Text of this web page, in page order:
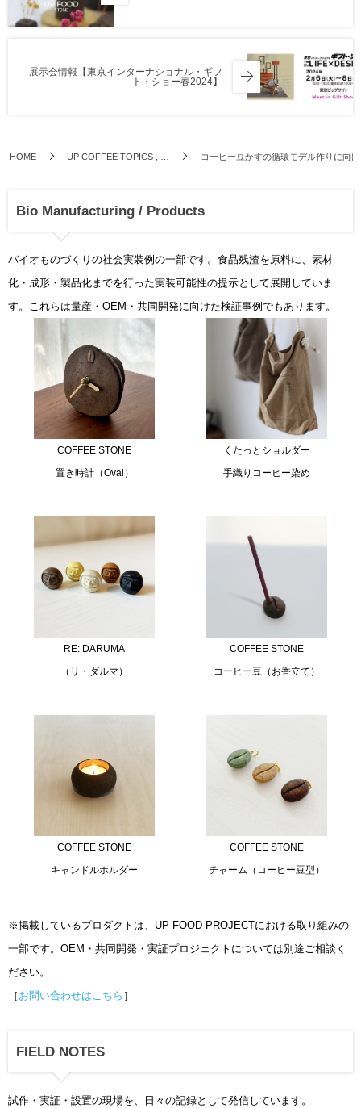
展示会情報【東京インターナショナル・ギフ
ト・ショー春2024】
HOME UP COFFEE TOPICS , … コーヒー豆かすの循環モデル作りに向
Bio Manufacturing / Products
バイオものづくりの社会実装例の一部です。食品残渣を原料に、素材
化・成形・製品化までを行った実装可能性の提示として展開していま
す。これらは量産・OEM・共同開発に向けた検証事例でもあります。
COFFEE STONE
置き時計（Oval）
くたっとショルダー
手織りコーヒー染め
RE: DARUMA
（リ・ダルマ）
COFFEE STONE
コーヒー豆（お香立て）
COFFEE STONE
キャンドルホルダー
COFFEE STONE
チャーム（コーヒー豆型）
※掲載しているプロダクトは、UP FOOD PROJECTにおける取り組みの
一部です。OEM・共同開発・実証プロジェクトについては別途ご相談く
ださい。
［ お問い合わせはこちら ］
FIELD NOTES
試作・実証・設置の現場を、日々の記録として発信しています。